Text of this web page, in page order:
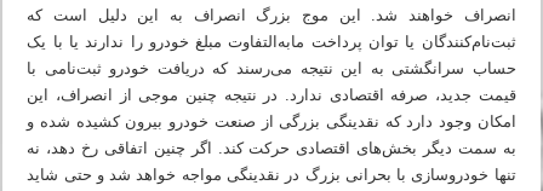
انصراف خواهند شد. این موج بزرگ انصراف به این دلیل است که
ثبت‌نام‌کنندگان یا توان پرداخت ما‌به‌التفاوت مبلغ خودرو را ندارند یا با یک
حساب سرانگشتی به این نتیجه می‌رسند که دریافت خودرو ثبت‌نامی با
قیمت جدید، صرفه اقتصادی ندارد. در نتیجه چنین موجی از انصراف، این
امکان وجود دارد که نقدینگی بزرگی از صنعت خودرو بیرون کشیده شده و
به سمت دیگر بخش‌های اقتصادی حرکت کند. اگر چنین اتفاقی رخ دهد، نه
تنها خودروسازی با بحرانی بزرگ در نقدینگی مواجه خواهد شد و حتی شاید